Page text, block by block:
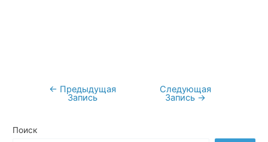
Навигация
← Предыдущая
Запись
Следующая
Запись →
Поиск